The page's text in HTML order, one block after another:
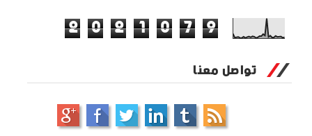
2 0 2 1 0 7 9
تواصل معنا